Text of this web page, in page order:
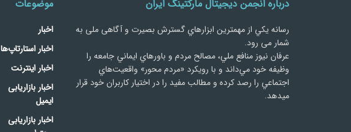
درباره انجمن دیجیتال مارکتینگ ایران
رسانه يكي از مهمترین ابزارهاي گسترش بصیرت و آگاهی ملی به
شمار می رود.
عرفان نیوز منافع ملي، مصالح مردم و باورهاي ايماني جامعه را
وظيفه خود مي‌داند و با رويكرد «مردم‌ محور» واقعيت‌هاي
اجتماعي را رصد کرده و مطالب مفید را در اختیار کاربران خود قرار
میدهد.
موضوعات
اخبار
اخبار استارتاپ‌ها
اخبار اینترنت
اخبار بازاریابی
ایمیل
اخبار بازاریابی